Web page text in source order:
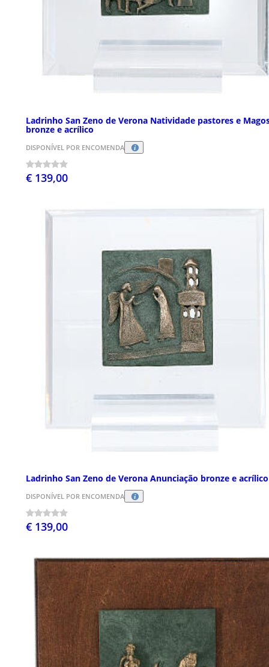
Ladrinho San Zeno de Verona Natividade pastores e
bronze e acrílico
DISPONÍVEL POR ENCOMENDA
€ 139,00
Ladrinho San Zeno de Verona Anunciação bronze e acrílico
DISPONÍVEL POR ENCOMENDA
€ 139,00